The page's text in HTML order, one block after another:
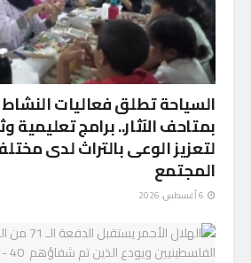
السياحة تطلق فعاليات
بمتاحف الآثار.. برامج تعليمية
لتعزيز الوعى بالتراث لدى
المجتمع